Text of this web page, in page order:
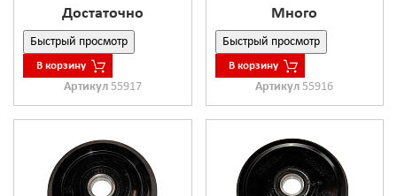
Достаточно
Быстрый просмотр
В корзину
Артикул 55917
Много
Быстрый просмотр
В корзину
Артикул55916